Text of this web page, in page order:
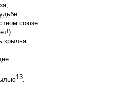
союзе.
крылья
13.